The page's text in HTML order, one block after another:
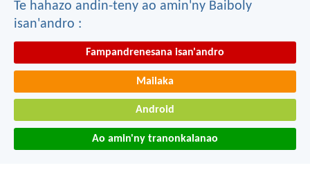
Te hahazo andin-teny ao amin'ny Baiboly
isan'andro :
Fampandrenesana isan'andro
Mailaka
Android
Ao amin'ny tranonkalanao